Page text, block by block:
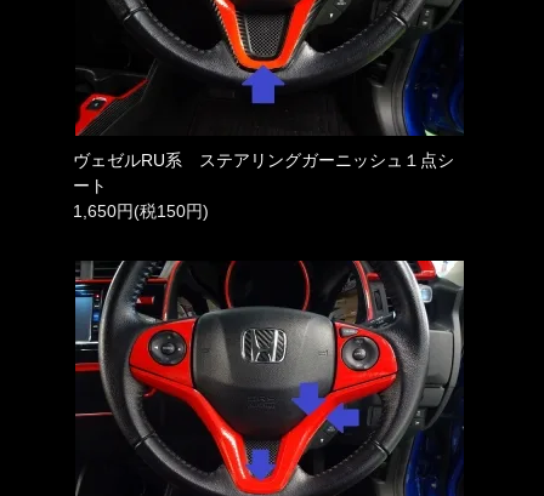
ヴェゼルRU系 ステアリングガーニッシュ１点シ
ート
1,650円(税150円)